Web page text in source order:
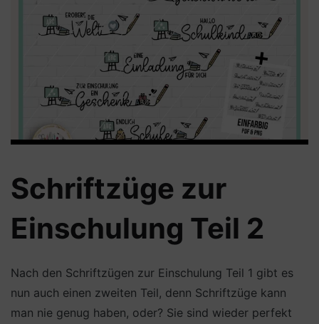
Schriftzüge zur
Einschulung Teil 2
Nach den Schriftzügen zur Einschulung Teil 1 gibt es
nun auch einen zweiten Teil, denn Schriftzüge kann
man nie genug haben, oder? Sie sind wieder perfekt